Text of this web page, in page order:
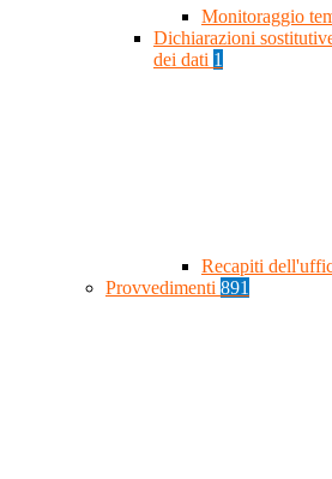
Monitoraggio
Dichiarazioni
dei dati 1
Recapiti
Provvedimenti 891